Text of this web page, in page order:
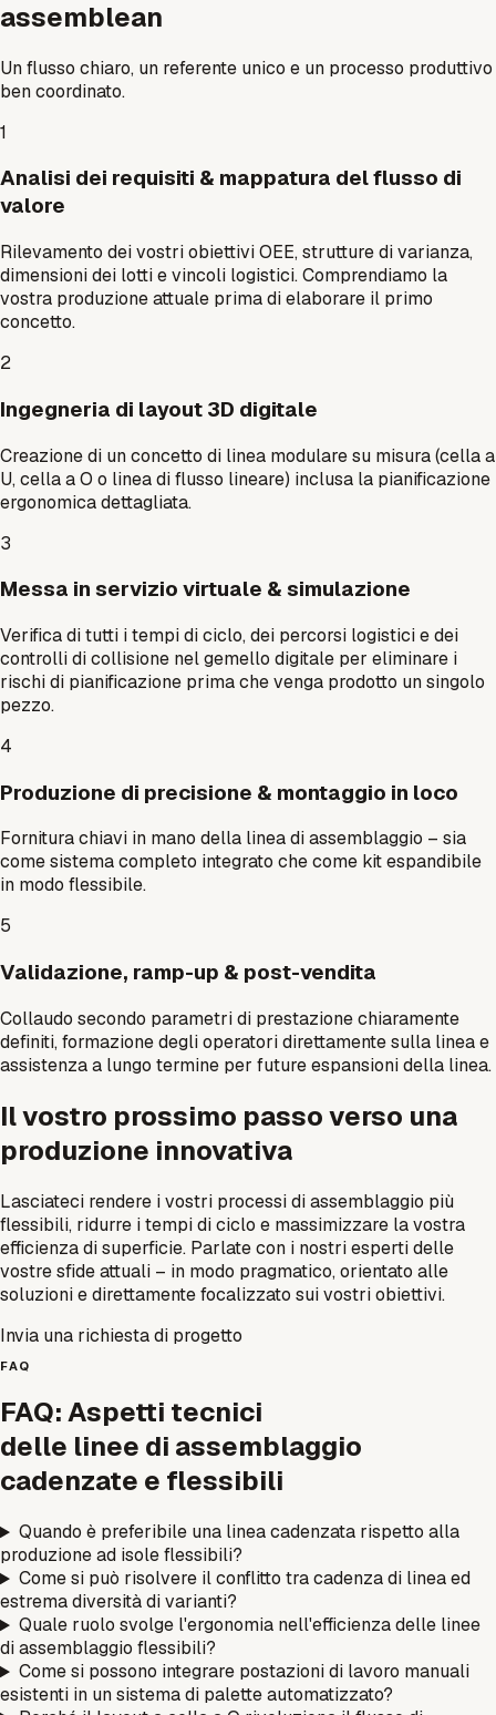
assemblean
Un flusso chiaro, un referente unico e un processo produttivo
ben coordinato.
1
Analisi dei requisiti & mappatura del flusso di
valore
Rilevamento dei vostri obiettivi OEE, strutture di varianza,
dimensioni dei lotti e vincoli logistici. Comprendiamo la
vostra produzione attuale prima di elaborare il primo
concetto.
2
Ingegneria di layout 3D digitale
Creazione di un concetto di linea modulare su misura (cella a
U, cella a O o linea di flusso lineare) inclusa la pianificazione
ergonomica dettagliata.
3
Messa in servizio virtuale & simulazione
Verifica di tutti i tempi di ciclo, dei percorsi logistici e dei
controlli di collisione nel gemello digitale per eliminare i
rischi di pianificazione prima che venga prodotto un singolo
pezzo.
4
Produzione di precisione & montaggio in loco
Fornitura chiavi in mano della linea di assemblaggio – sia
come sistema completo integrato che come kit espandibile
in modo flessibile.
5
Validazione, ramp-up & post-vendita
Collaudo secondo parametri di prestazione chiaramente
definiti, formazione degli operatori direttamente sulla linea e
assistenza a lungo termine per future espansioni della linea.
Il vostro prossimo passo verso una
produzione innovativa
Lasciateci rendere i vostri processi di assemblaggio più
flessibili, ridurre i tempi di ciclo e massimizzare la vostra
efficienza di superficie. Parlate con i nostri esperti delle
vostre sfide attuali – in modo pragmatico, orientato alle
soluzioni e direttamente focalizzato sui vostri obiettivi.
Invia una richiesta di progetto
FAQ
FAQ: Aspetti tecnici
delle linee di assemblaggio
cadenzate e flessibili
Quando è preferibile una linea cadenzata rispetto alla
produzione ad isole flessibili?
Come si può risolvere il conflitto tra cadenza di linea ed
estrema diversità di varianti?
Quale ruolo svolge l'ergonomia nell'efficienza delle linee
di assemblaggio flessibili?
Come si possono integrare postazioni di lavoro manuali
esistenti in un sistema di palette automatizzato?